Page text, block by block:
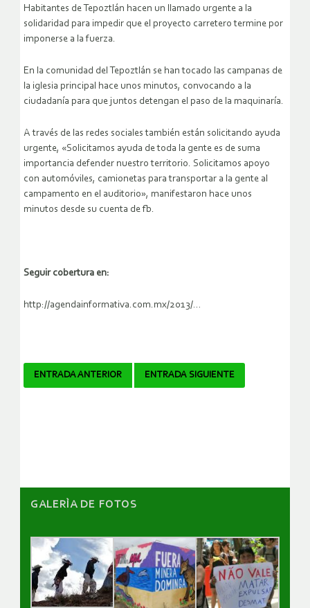
Habitantes de Tepoztlán hacen un llamado urgente a la
solidaridad para impedir que el proyecto carretero termine por
imponerse a la fuerza.
En la comunidad del Tepoztlán se han tocado las campanas de
la iglesia principal hace unos minutos, convocando a la
ciudadanía para que juntos detengan el paso de la maquinaría.
A través de las redes sociales también están solicitando ayuda
urgente, «Solicitamos ayuda de toda la gente es de suma
importancia defender nuestro territorio. Solicitamos apoyo
con automóviles, camionetas para transportar a la gente al
campamento en el auditorio», manifestaron hace unos
minutos desde su cuenta de fb.
Seguir cobertura en:
http://agendainformativa.com.mx/2013/…
Navegador
ENTRADA ANTERIOR ENTRADA SIGUIENTE
GALERÌA DE FOTOS